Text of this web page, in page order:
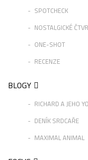
SPOTCHECK
NOSTALGICKÉ
ONE-SHOT
RECENZE
BLOGY
RICHARD A JEHO
DENÍK SRDCAŘE
MAXIMAL ANIMAL